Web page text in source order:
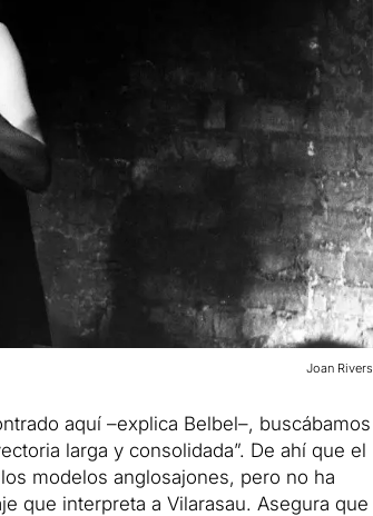
Joan Rivers
aquí –explica Belbel–, buscábamos
larga y consolidada”. De ahí que el
modelos anglosajones, pero no ha
que interpreta a Vilarasau. Asegura que